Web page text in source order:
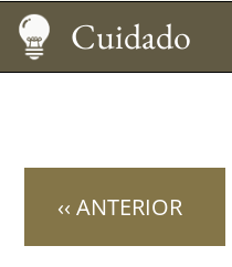
Medir su talla
Cuidado
‹‹ ANTERIOR